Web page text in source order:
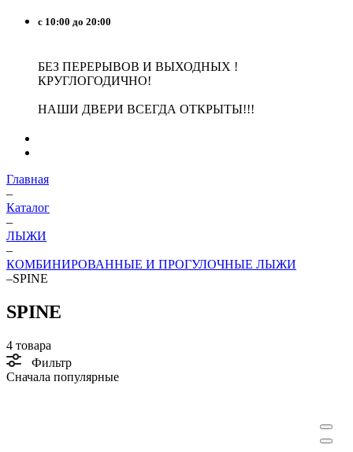
с 10:00 до 20:00
БЕЗ ПЕРЕРЫВОВ И ВЫХОДНЫХ !
КРУГЛОГОДИЧНО!
НАШИ ДВЕРИ ВСЕГДА ОТКРЫТЫ!!!
Главная
–
Каталог
–
ЛЫЖИ
–
КОМБИНИРОВАННЫЕ И ПРОГУЛОЧНЫЕ ЛЫЖИ
–SPINE
SPINE
4 товара
Фильтр
Сначала популярные